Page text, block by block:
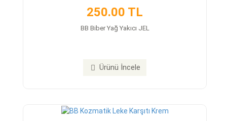
250.00 TL
BB Biber Yağ Yakıcı JEL
Ürünü İncele